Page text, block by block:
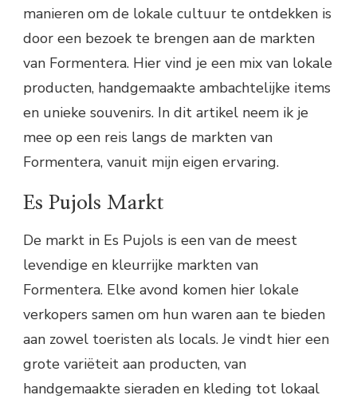
manieren om de lokale cultuur te ontdekken is
door een bezoek te brengen aan de markten
van Formentera. Hier vind je een mix van lokale
producten, handgemaakte ambachtelijke items
en unieke souvenirs. In dit artikel neem ik je
mee op een reis langs de markten van
Formentera, vanuit mijn eigen ervaring.
Es Pujols Markt
De markt in Es Pujols is een van de meest
levendige en kleurrijke markten van
Formentera. Elke avond komen hier lokale
verkopers samen om hun waren aan te bieden
aan zowel toeristen als locals. Je vindt hier een
grote variëteit aan producten, van
handgemaakte sieraden en kleding tot lokaal